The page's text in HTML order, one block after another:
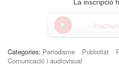
La inscripció
Categories: Periodisme Publicitat
Comunicació i audiovisual